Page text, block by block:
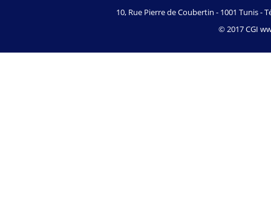
10, Rue Pierre de Coubertin - 1001 Tunis -
© 2017 CGI